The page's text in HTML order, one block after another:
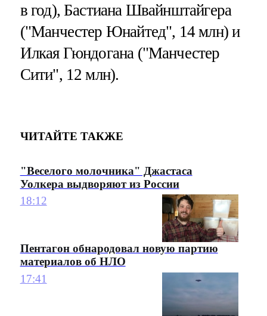
в год), Бастиана Швайнштайгера
("Манчестер Юнайтед", 14 млн) и
Илкая Гюндогана ("Манчестер
Сити", 12 млн).
ЧИТАЙТЕ ТАКЖЕ
"Веселого молочника" Джастаса
Уолкера выдворяют из России
18:12
Пентагон обнародовал новую партию
материалов об НЛО
17:41